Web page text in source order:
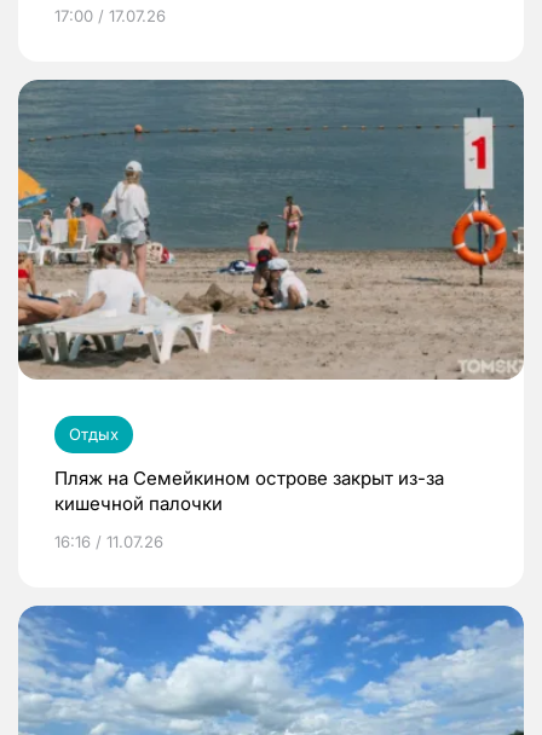
17:00 / 17.07.26
Отдых
Пляж на Семейкином острове закрыт из-за
кишечной палочки
16:16 / 11.07.26